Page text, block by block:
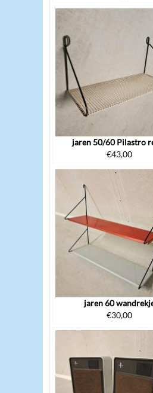
jaren 50/60 Pilastro
€43,00
jaren 60
€30,00